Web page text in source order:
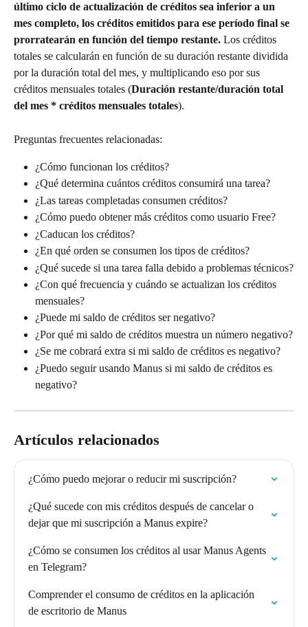
último ciclo de actualización de créditos sea inferior a un
mes completo, los créditos emitidos para ese período final se
prorratearán en función del tiempo restante. Los créditos
totales se calcularán en función de su duración restante dividida
por la duración total del mes, y multiplicando eso por sus
créditos mensuales totales (Duración restante/duración total
del mes * créditos mensuales totales).
Preguntas frecuentes relacionadas:
¿Cómo funcionan los créditos?
¿Qué determina cuántos créditos consumirá una tarea?
¿Las tareas completadas consumen créditos?
¿Cómo puedo obtener más créditos como usuario Free?
¿Caducan los créditos?
¿En qué orden se consumen los tipos de créditos?
¿Qué sucede si una tarea falla debido a problemas técnicos?
¿Con qué frecuencia y cuándo se actualizan los créditos
mensuales?
¿Puede mi saldo de créditos ser negativo?
¿Por qué mi saldo de créditos muestra un número negativo?
¿Se me cobrará extra si mi saldo de créditos es negativo?
¿Puedo seguir usando Manus si mi saldo de créditos es
negativo?
Artículos relacionados
¿Cómo puedo mejorar o reducir mi suscripción?
¿Qué sucede con mis créditos después de cancelar o
dejar que mi suscripción a Manus expire?
¿Cómo se consumen los créditos al usar Manus Agents
en Telegram?
Comprender el consumo de créditos en la aplicación
de escritorio de Manus